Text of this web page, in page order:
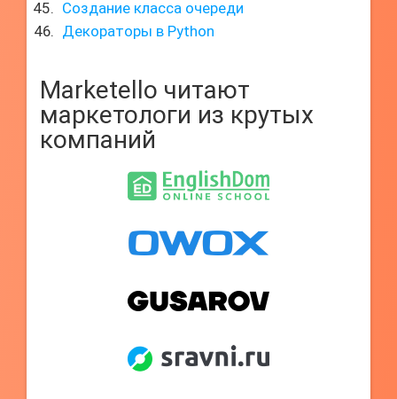
Создание класса очереди
Декораторы в Python
Marketello читают
маркетологи из крутых
компаний